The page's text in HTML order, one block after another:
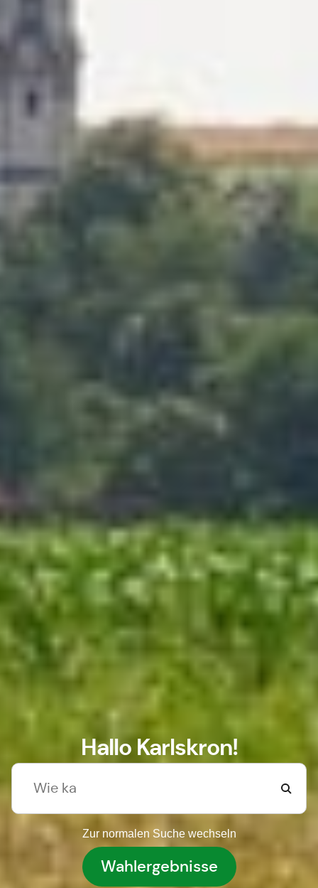
Hallo Karlskron!
Zur normalen Suche wechseln
Wahlergebnisse